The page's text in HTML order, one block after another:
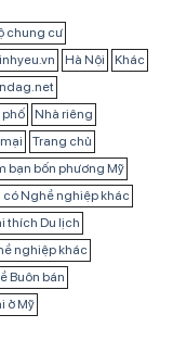
chung cư
Hà Nội
Khác
ndag.net
phố
Nhà riêng
Trang chủ
bạn bốn phương Mỹ
có Nghề nghiệp khác
thích Du lịch
nghiệp khác
Buôn bán
ở Mỹ